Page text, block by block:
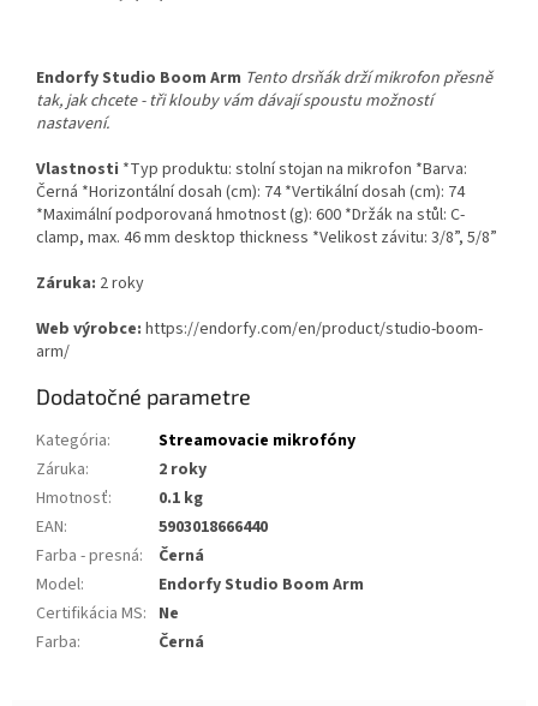
Endorfy Studio Boom Arm Tento drsňák drží mikrofon přesně
tak, jak chcete - tři klouby vám dávají spoustu možností
nastavení.
Vlastnosti *Typ produktu: stolní stojan na mikrofon *Barva:
Černá *Horizontální dosah (cm): 74 *Vertikální dosah (cm): 74
*Maximální podporovaná hmotnost (g): 600 *Držák na stůl: C-
clamp, max. 46 mm desktop thickness *Velikost závitu: 3/8”, 5/8”
Záruka: 2 roky
Web výrobce: https://endorfy.com/en/product/studio-boom-
arm/
Dodatočné parametre
Kategória:
Streamovacie mikrofóny
Záruka:
2 roky
Hmotnosť:
0.1 kg
EAN:
5903018666440
Farba - presná:
Černá
Model:
Endorfy Studio Boom Arm
Certifikácia MS: Ne
Farba: Černá